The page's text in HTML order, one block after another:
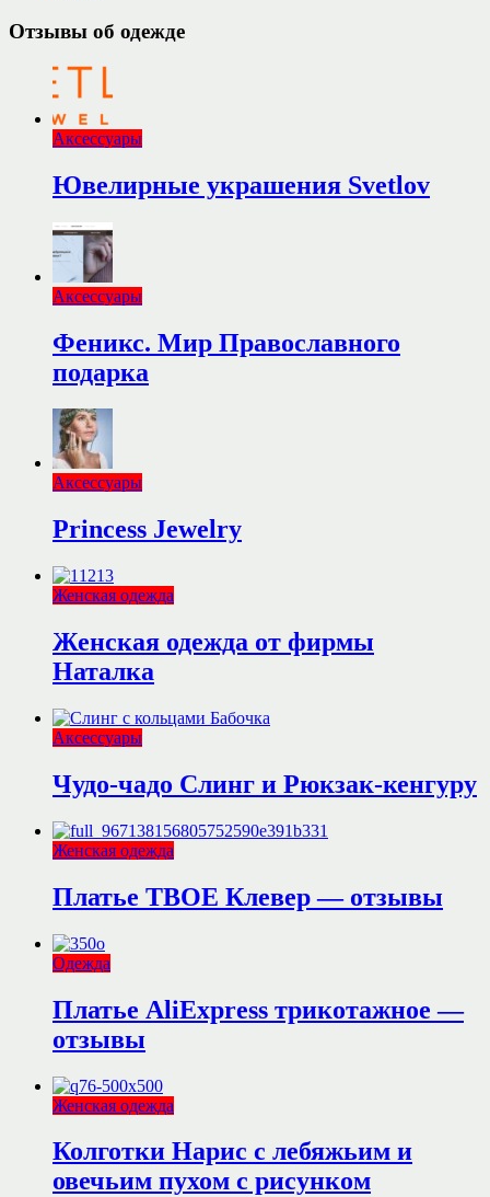
Отзывы об одежде
Аксессуары
Ювелирные украшения Svetlov
Аксессуары
Феникс. Мир Православного
подарка
Аксессуары
Princess Jewelry
Женская одежда
Женская одежда от фирмы
Наталка
Аксессуары
Чудо-чадо Слинг и Рюкзак-кенгуру
Женская одежда
Платье ТВОЕ Клевер — отзывы
Одежда
Платье AliExpress трикотажное —
отзывы
Женская одежда
Колготки Нарис с лебяжьим и
овечьим пухом с рисунком